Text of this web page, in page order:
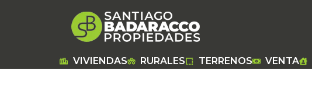
VIVIENDAS RURALES TERRENOS VENTA